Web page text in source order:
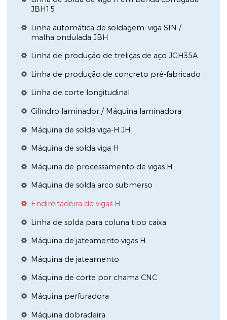
JBH15
Linha automática de soldagem: viga SIN /
malha ondulada JBH
Linha de produção de treliças de aço JGH35A
Linha de produção de concreto pré-fabricado
Linha de corte longitudinal
Cilindro laminador / Máquina laminadora
Máquina de solda viga-H JH
Máquina de solda viga H
Máquina de processamento de vigas H
Máquina de solda arco submerso
Endireitadeira de vigas H
Linha de solda para coluna tipo caixa
Máquina de jateamento vigas H
Máquina de jateamento
Máquina de corte por chama CNC
Máquina perfuradora
Máquina dobradeira